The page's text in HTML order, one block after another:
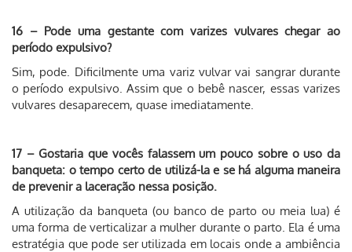
16 – Pode uma gestante com varizes vulvares chegar ao
período expulsivo?
Sim, pode. Dificilmente uma variz vulvar vai sangrar durante
o período expulsivo. Assim que o bebê nascer, essas varizes
vulvares desaparecem, quase imediatamente.
17 – Gostaria que vocês falassem um pouco sobre o uso da
banqueta: o tempo certo de utilizá-la e se há alguma maneira
de prevenir a laceração nessa posição.
A utilização da banqueta (ou banco de parto ou meia lua) é
uma forma de verticalizar a mulher durante o parto. Ela é uma
estratégia que pode ser utilizada em locais onde a ambiência